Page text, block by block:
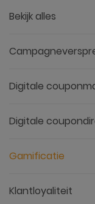
Bekijk alles
Digitale
Digitale
Gamificatie
Klantloyaliteit